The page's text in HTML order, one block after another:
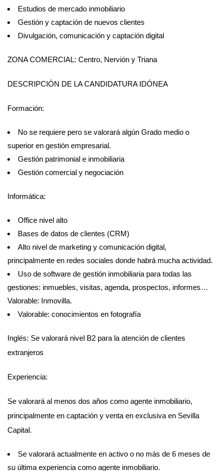
Estudios de mercado inmobiliario
Gestión y captación de nuevos clientes
Divulgación, comunicación y captación digital
ZONA COMERCIAL: Centro, Nervión y Triana
DESCRIPCIÓN DE LA CANDIDATURA IDÓNEA
Formación:
No se requiere pero se valorará algún Grado medio o
superior en gestión empresarial.
Gestión patrimonial e inmobiliaria
Gestión comercial y negociación
Informática:
Office nivel alto
Bases de datos de clientes (CRM)
Alto nivel de marketing y comunicación digital,
principalmente en redes sociales donde habrá mucha actividad.
Uso de software de gestión inmobiliaria para todas las
gestiones: inmuebles, visitas, agenda, prospectos, informes…
Valorable: Inmovilla.
Valorable: conocimientos en fotografía
Inglés: Se valorará nivel B2 para la atención de clientes
extranjeros
Experiencia:
Se valorará al menos dos años como agente inmobiliario,
principalmente en captación y venta en exclusiva en Sevilla
Capital.
Se valorará actualmente en activo o no más de 6 meses de
su última experiencia como agente inmobiliario.